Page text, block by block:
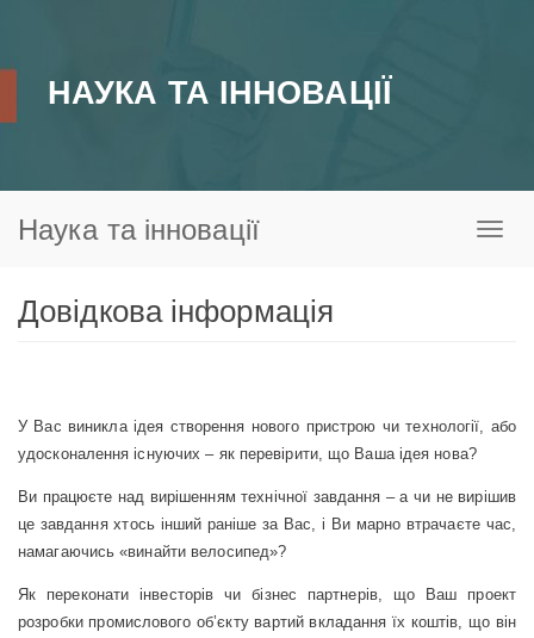
основного
НАУКА ТА ІННОВАЦІЇ
Наука та інновації
Toggle
Довідкова інформація
У Вас виникла ідея створення нового пристрою чи технології, або
удосконалення існуючих – як перевірити, що Ваша ідея нова?
Ви працюєте над вирішенням технічної завдання – а чи не вирішив
це завдання хтось інший раніше за Вас, і Ви марно втрачаєте час,
намагаючись «винайти велосипед»?
Як переконати інвесторів чи бізнес партнерів, що Ваш проект
розробки промислового об’єкту вартий вкладання їх коштів, що він